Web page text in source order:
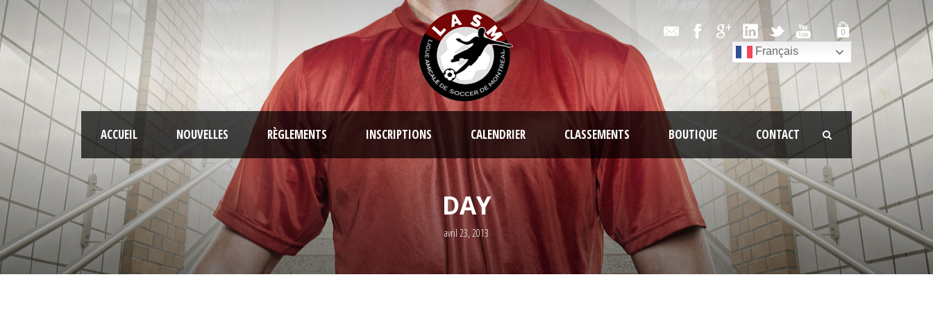
0
Français
ACCUEIL NOUVELLES RÈGLEMENTS INSCRIPTIONS CALENDRIER CLASSEMENTS BOUTIQUE CONTACT
DAY
avril 23, 2013